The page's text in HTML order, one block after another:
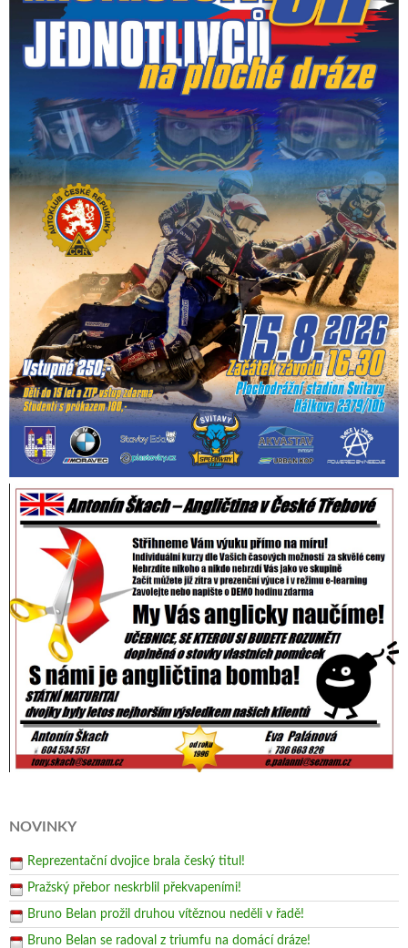
NOVINKY
Reprezentační dvojice brala český titul!
Pražský přebor neskrblil překvapeními!
Bruno Belan prožil druhou vítěznou neděli v řadě!
Bruno Belan se radoval z triumfu na domácí dráze!